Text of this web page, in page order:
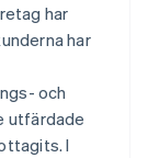
har
har
och
utfärdade
I